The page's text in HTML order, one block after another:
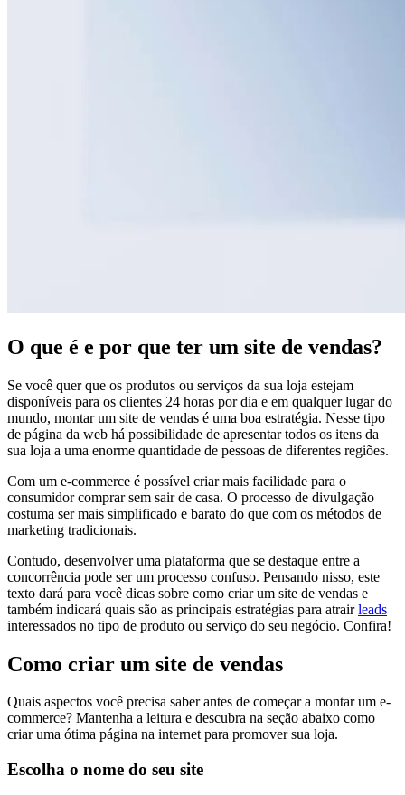
O que é e por que ter um site de vendas?
Se você quer que os produtos ou serviços da sua loja estejam
disponíveis para os clientes 24 horas por dia e em qualquer lugar do
mundo, montar um site de vendas é uma boa estratégia. Nesse tipo
de página da web há possibilidade de apresentar todos os itens da
sua loja a uma enorme quantidade de pessoas de diferentes regiões.
Com um e-commerce é possível criar mais facilidade para o
consumidor comprar sem sair de casa. O processo de divulgação
costuma ser mais simplificado e barato do que com os métodos de
marketing tradicionais.
Contudo, desenvolver uma plataforma que se destaque entre a
concorrência pode ser um processo confuso. Pensando nisso, este
texto dará para você dicas sobre como criar um site de vendas e
também indicará quais são as principais estratégias para atrairleads
interessados no tipo de produto ou serviço do seu negócio. Confira!
Como criar um site de vendas
Quais aspectos você precisa saber antes de começar a montar um e-
commerce? Mantenha a leitura e descubra na seção abaixo como
criar uma ótima página na internet para promover sua loja.
Escolha o nome do seu site